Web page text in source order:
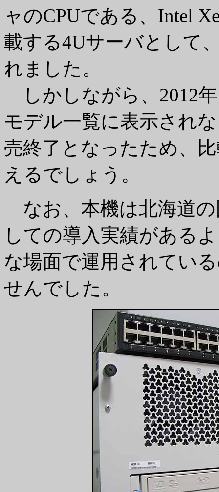
ャのCPUである、Intel
載する4Uサーバとして
れました。
しかしながら、2012年
モデル一覧に表示され
売終了となったため、
えるでしょう。
なお、本機は北海道
しての導入実績がある
な場面で運用されてい
せんでした。